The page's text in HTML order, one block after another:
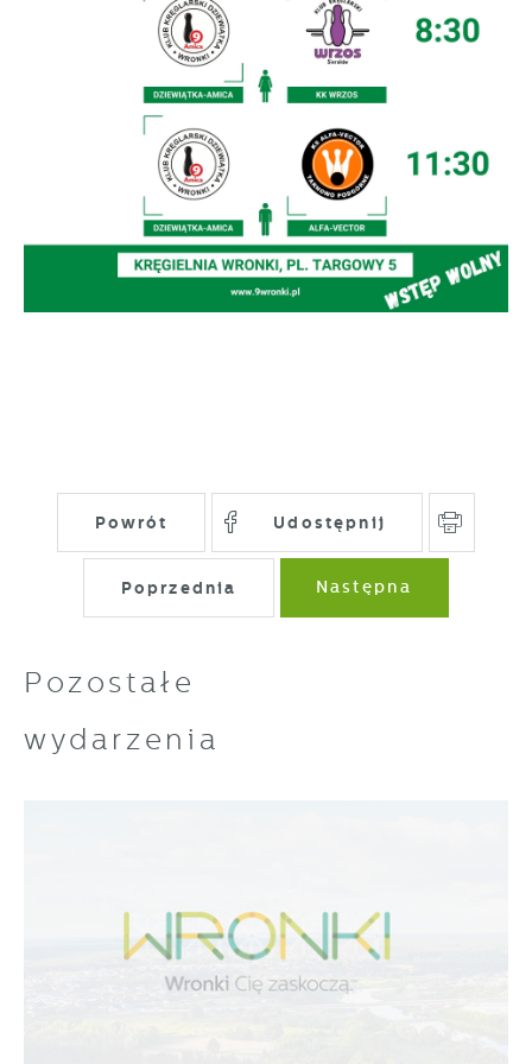
Powrót Udostępnij
Poprzednia Następna
Pozostałe
wydarzenia
gwarantuje dostępność wszystkich
funkcjonalności.
Twoich zwyczajów dotyczących przeglądanej
witryny internetowej. Treści promocyjne
mogą pojawić się na stronach podmiotów
trzecich lub firm będących naszymi
partnerami oraz innych dostawców usług.
Firmy te działają w charakterze
pośredników prezentujących nasze treści w
postaci wiadomości, ofert, komunikatów
mediów społecznościowych.